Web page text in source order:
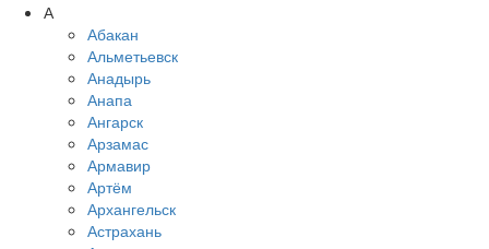
А
Абакан
Альметьевск
Анадырь
Анапа
Ангарск
Арзамас
Армавир
Артём
Архангельск
Астрахань